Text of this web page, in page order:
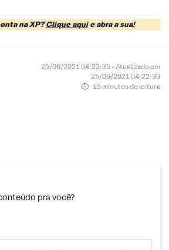
na XP?Clique aquie abra a sua!
25/06/2021 04:22:35 • Atualizado em
25/06/2021 04:22:39
15 minutos de leitura
pra você?